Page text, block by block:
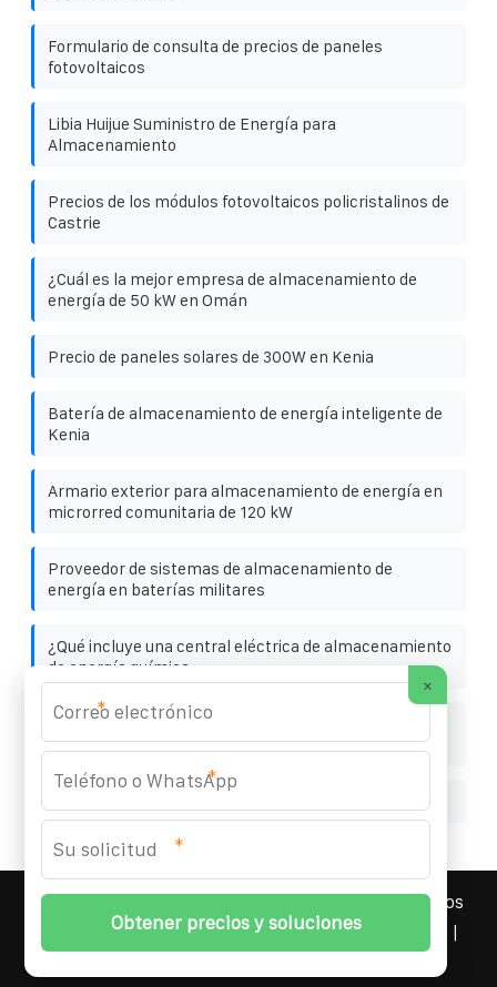
Formulario de consulta de precios de paneles
fotovoltaicos
Libia Huijue Suministro de Energía para
Almacenamiento
Precios de los módulos fotovoltaicos policristalinos de
Castrie
¿Cuál es la mejor empresa de almacenamiento de
energía de 50 kW en Omán
Precio de paneles solares de 300W en Kenia
Batería de almacenamiento de energía inteligente de
Kenia
Armario exterior para almacenamiento de energía en
microrred comunitaria de 120 kW
Proveedor de sistemas de almacenamiento de
energía en baterías militares
¿Qué incluye una central eléctrica de almacenamiento
de energía química
Latest Corrosion-Resistant Energy Storage Battery
Cabinet for Emergency Command Use
YOUFOTO INDUSTRIAL SOLAR
2026 Todos los
derechos reservados. | Teléfono:+34 91 527 43 18
×
*
*
*